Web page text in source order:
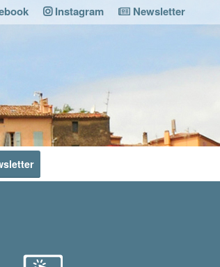
Instagram Newsletter